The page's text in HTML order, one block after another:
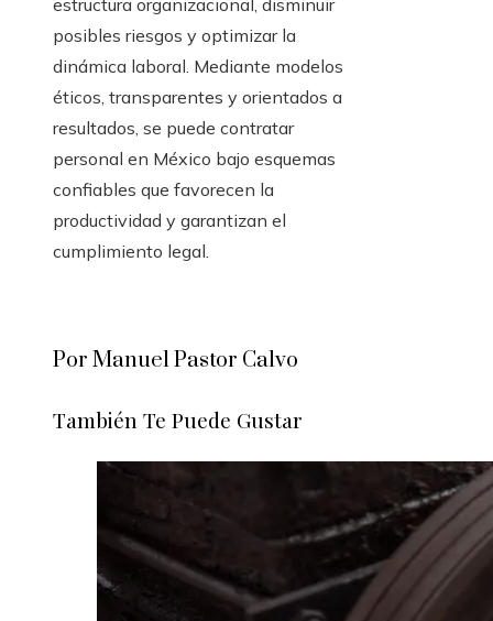
estructura organizacional, disminuir
posibles riesgos y optimizar la
dinámica laboral. Mediante modelos
éticos, transparentes y orientados a
resultados, se puede contratar
personal en México bajo esquemas
confiables que favorecen la
productividad y garantizan el
cumplimiento legal.
Por Manuel Pastor Calvo
También Te Puede Gustar